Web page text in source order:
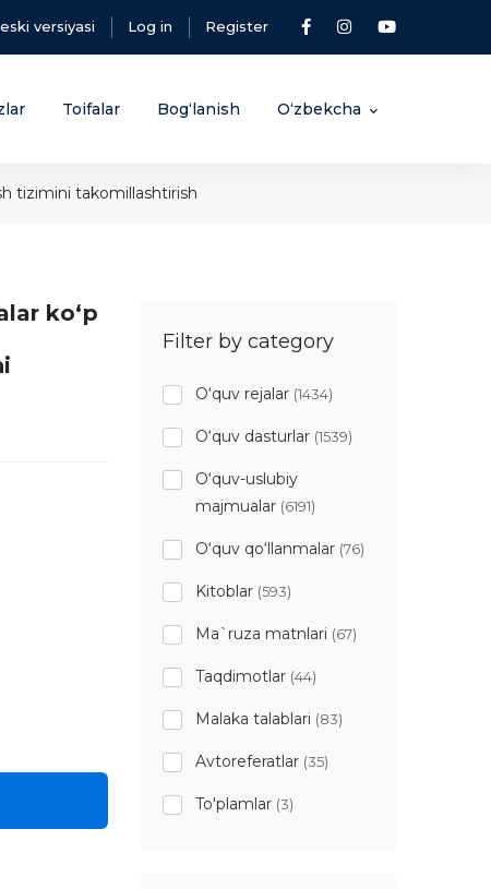
versiyasi Log in Register
Toifalar Bog‘lanish O‘zbekcha
tizimini takomillashtirish
ko‘p
Filter by category
O‘quv rejalar (1434)
O‘quv dasturlar (1539)
O‘quv-uslubiy
majmualar (6191)
O‘quv qo‘llanmalar (76)
Kitoblar (593)
Ma`ruza matnlari (67)
Taqdimotlar (44)
Malaka talablari (83)
Avtoreferatlar (35)
To'plamlar (3)